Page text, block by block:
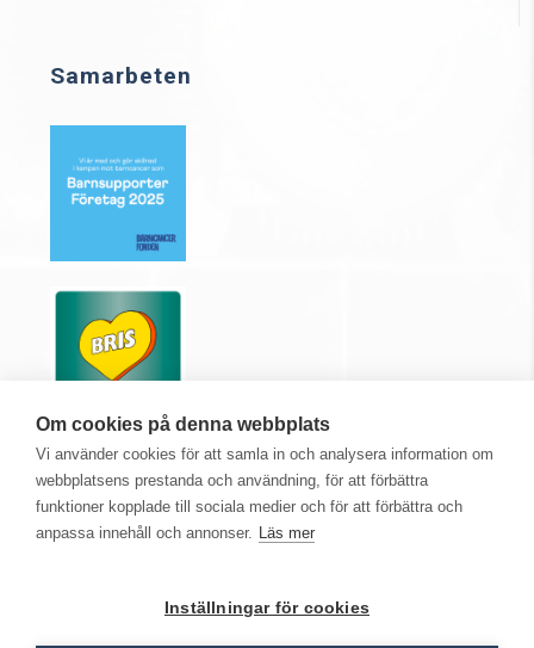
Samarbeten
Om cookies på denna webbplats
Vi använder cookies för att samla in och analysera information om
webbplatsens prestanda och användning, för att förbättra
funktioner kopplade till sociala medier och för att förbättra och
anpassa innehåll och annonser. Läs mer
Inställningar för cookies